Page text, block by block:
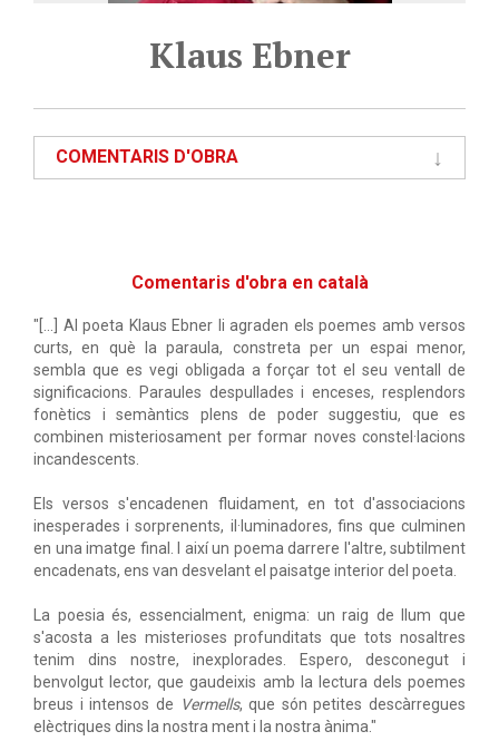
Klaus Ebner
COMENTARIS D'OBRA
Comentaris d'obra en català
"[...] Al poeta Klaus Ebner li agraden els poemes amb versos
curts, en què la paraula, constreta per un espai menor,
sembla que es vegi obligada a forçar tot el seu ventall de
significacions. Paraules despullades i enceses, resplendors
fonètics i semàntics plens de poder suggestiu, que es
combinen misteriosament per formar noves constel·lacions
incandescents.
Els versos s'encadenen fluidament, en tot d'associacions
inesperades i sorprenents, il·luminadores, fins que culminen
en una imatge final. I així un poema darrere l'altre, subtilment
encadenats, ens van desvelant el paisatge interior del poeta.
La poesia és, essencialment, enigma: un raig de llum que
s'acosta a les misterioses profunditats que tots nosaltres
tenim dins nostre, inexplorades. Espero, desconegut i
benvolgut lector, que gaudeixis amb la lectura dels poemes
breus i intensos de Vermells, que són petites descàrregues
elèctriques dins la nostra ment i la nostra ànima."